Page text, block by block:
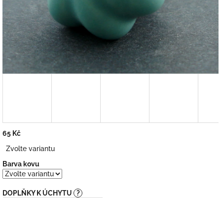
65 Kč
cena:
Zvolte variantu
Barva kovu
DOPLŇKY K ÚCHYTU ?